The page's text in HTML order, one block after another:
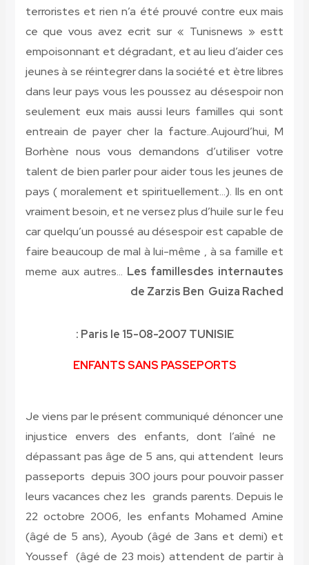
terroristes et rien n’a été prouvé contre eux mais
ce que vous avez ecrit sur « Tunisnews » estt
empoisonnant et dégradant, et au lieu d’aider ces
jeunes à se réintegrer dans la société et ètre libres
dans leur pays vous les poussez au désespoir non
seulement eux mais aussi leurs familles qui sont
entreain de payer cher la facture..Aujourd’hui, M
Borhène nous vous demandons d’utiliser votre
talent de bien parler pour aider tous les jeunes de
pays ( moralement et spirituellement…). Ils en ont
vraiment besoin, et ne versez plus d’huile sur le feu
car quelqu’un poussé au désespoir est capable de
faire beaucoup de mal à lui-même , à sa famille et
meme aux autres… Les famillesdes internautes
de Zarzis Ben Guiza Rached
Paris le 15-08-2007 TUNISIE :
ENFANTS SANS PASSEPORTS
Je viens par le présent communiqué dénoncer une
injustice envers des enfants, dont l’aîné ne
dépassant pas âge de 5 ans, qui attendent leurs
passeports depuis 300 jours pour pouvoir passer
leurs vacances chez les grands parents. Depuis le
22 octobre 2006, les enfants Mohamed Amine
(âgé de 5 ans), Ayoub (âgé de 3ans et demi) et
Youssef (âgé de 23 mois) attendent de partir à